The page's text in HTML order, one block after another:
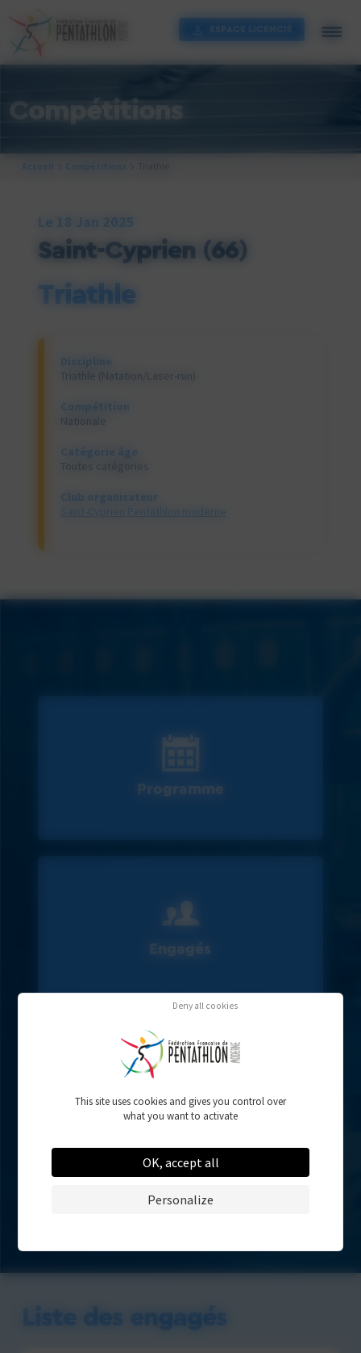
Compétitions
Le 18 Jan 2025
Saint-Cyprien (66)
Triathle
Discipline
Triathle (Natation/Laser-run)
Compétition
Nationale
Catégorie âge
Toutes catégories
Club organisateur
Programme
Engagés
Résultats
Liste des engagés
This site uses cookies and gives you control over
what you want to activate
OK, accept all
Deny all cookies
Personalize